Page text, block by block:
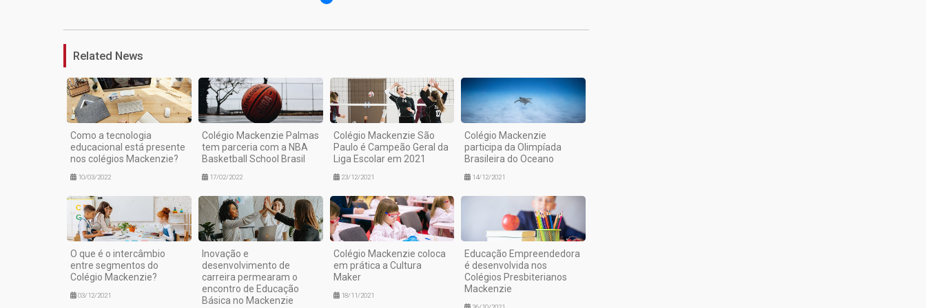
Related News
Como a tecnologia
educacional está presente
nos colégios Mackenzie?
10/03/2022
Colégio Mackenzie Palmas
tem parceria com a NBA
Basketball School Brasil
17/02/2022
Colégio Mackenzie São
Paulo é Campeão Geral da
Liga Escolar em 2021
23/12/2021
Colégio Mackenzie
participa da Olimpíada
Brasileira do Oceano
14/12/2021
O que é o intercâmbio
entre segmentos do
Colégio Mackenzie?
03/12/2021
Inovação e
desenvolvimento de
carreira permearam o
encontro de Educação
Básica no Mackenzie
Colégio Mackenzie coloca
em prática a Cultura
Maker
18/11/2021
Educação Empreendedora
é desenvolvida nos
Colégios Presbiterianos
Mackenzie